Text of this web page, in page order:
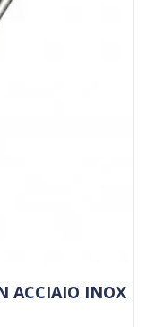
ACCIAIO INOX